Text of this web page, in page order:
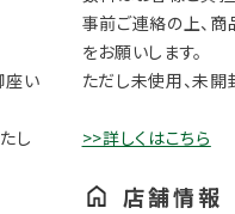
座い
し
事前ご連絡の上、
をお願いします。
ただし未使用、未開
>>詳しくはこちら
店舗情報